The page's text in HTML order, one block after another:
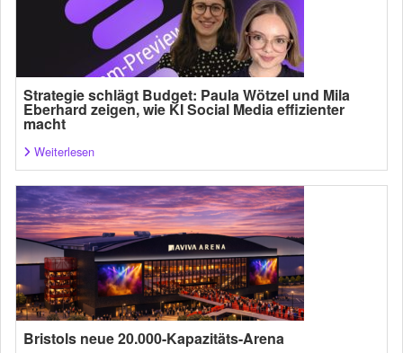
Strategie schlägt Budget: Paula Wötzel und Mila
Eberhard zeigen, wie KI Social Media effizienter
macht
Weiterlesen
Bristols neue 20.000-Kapazitäts-Arena